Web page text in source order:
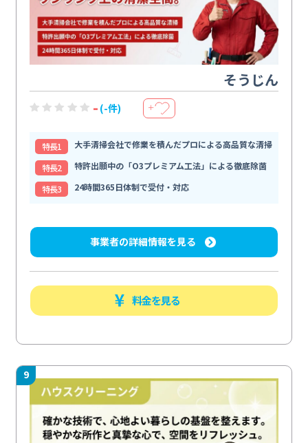
そうじん
- (-件) ＋
特⻑1
大手清掃会社で修業を積んだプロによる高品質な清掃
特⻑2
特許出願中の「O3プレミアム工法」による徹底除菌
特⻑3
24時間365日体制で受付・対応
事業者の詳細情報を見る
料金を見る
9